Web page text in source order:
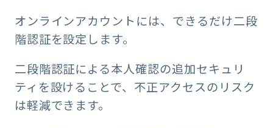
オンラインアカウントには、できるだけ二段
階認証を設定します。
二段階認証による本人確認の追加セキュリ
ティを設けることで、不正アクセスのリスク
は軽減できます。